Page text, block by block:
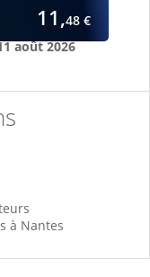
août 2026
à Nantes
11,48 €